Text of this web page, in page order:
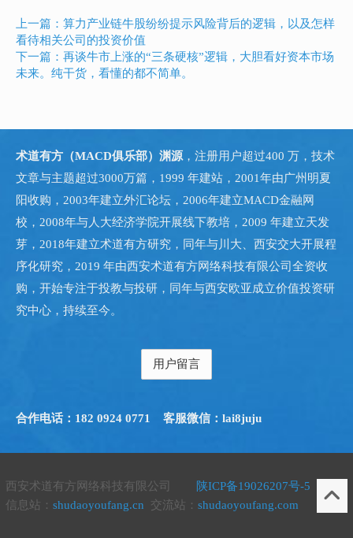
上一篇：算力产业链牛股纷纷提示风险背后的逻辑，以及怎样
看待相关公司的投资价值
下一篇：再谈牛市上涨的“三条硬核”逻辑，大胆看好资本市场
未来。纯干货，看懂的都不简单。
术道有方（MACD俱乐部）渊源 ，注册用户超过400 万，技术
文章与主题超过3000万篇，1999 年建站，2001年由广州明夏
阳收购，2003年建立外汇论坛，2006年建立MACD金融网
校，2008年与人大经济学院开展线下教培，2009 年建立天发
芽，2018年建立术道有方研究，同年与川大、西安交大开展程
序化研究，2019 年由西安术道有方网络科技有限公司全资收
购，开始专注于投教与投研，同年与西安欧亚成立价值投资研
究中心，持续至今。
用户留言
合作电话：182 0924 0771 客服微信：lai8juju
西安术道有方网络科技有限公司 陕ICP备19026207号-5
信息站：shudaoyoufang.cn 交流站：shudaoyoufang.com